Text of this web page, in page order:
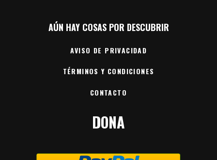
AÚN HAY COSAS POR DESCUBRIR
AVISO DE PRIVACIDAD
TÉRMINOS Y CONDICIONES
CONTACTO
DONA